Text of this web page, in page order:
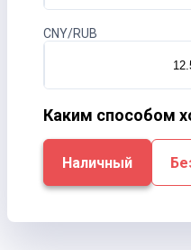
CNY/RUB
Каким способом
Наличный